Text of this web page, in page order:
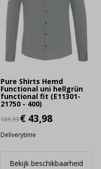
Pure Shirts Hemd
Functional uni hellgrün
functional fit (E11301-
21750 - 400)
109,95€ 43,98
Deliverytime
Bekijk beschikbaarheid